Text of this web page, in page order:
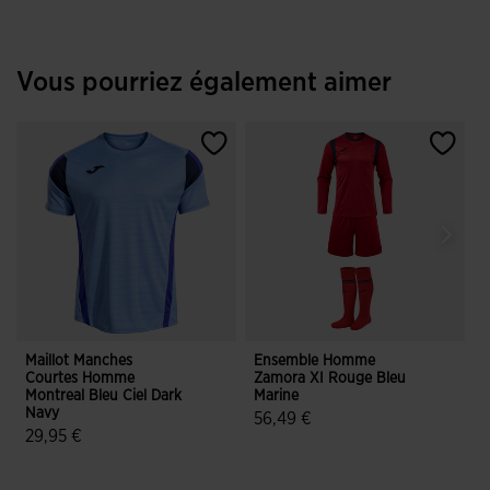
Vous pourriez également aimer
Maillot Manches
Courtes Homme
Montreal Bleu Ciel Dark
Navy
29,95 €
Ensemble Homme
Zamora XI Rouge Bleu
Marine
56,49 €